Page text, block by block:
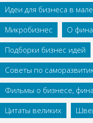
Идеи для бизнеса в
Микробизнес
О
Подборки бизнес идей
Советы по
Фильмы о бизнесе,
Цитаты великих